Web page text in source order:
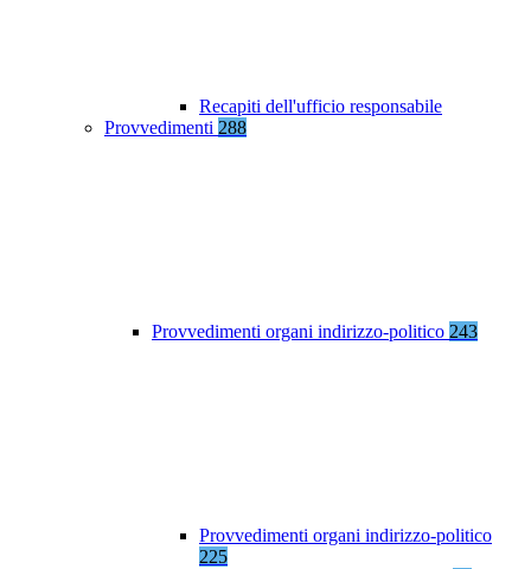
Recapiti dell'ufficio responsabile
Provvedimenti 288
Provvedimenti organi indirizzo-politico 243
Provvedimenti organi indirizzo-politico
225